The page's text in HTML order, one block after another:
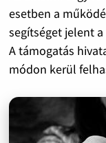
esetben a
segítséget jelent
A támogatás
módon kerül